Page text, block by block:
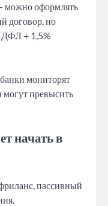
можно оформлять
договор, но
+ 1,5%
мониторят
превысить
начать в
пассивный